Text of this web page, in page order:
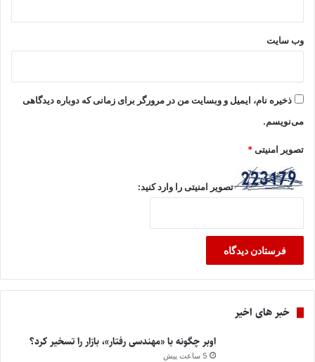
وب‌ سایت
ذخیره نام، ایمیل و وبسایت من در مرورگر برای زمانی که دوباره دیدگاهی
می‌نویسم.
تصویر امنیتی*
تصویر امنیتی را وارد کنید:
خبر های اخیر
اوبر چگونه با «مهندسی رفتار»، بازار را تسخیر کرد؟
5 ساعت پیش